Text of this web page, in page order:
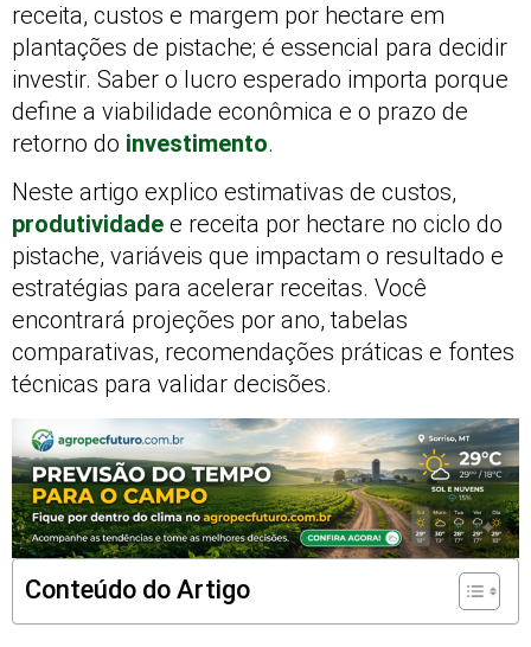
receita, custos e margem por hectare em
plantações de pistache; é essencial para decidir
investir. Saber o lucro esperado importa porque
define a viabilidade econômica e o prazo de
retorno do investimento.
Neste artigo explico estimativas de custos,
produtividade e receita por hectare no ciclo do
pistache, variáveis que impactam o resultado e
estratégias para acelerar receitas. Você
encontrará projeções por ano, tabelas
comparativas, recomendações práticas e fontes
técnicas para validar decisões.
Conteúdo do Artigo